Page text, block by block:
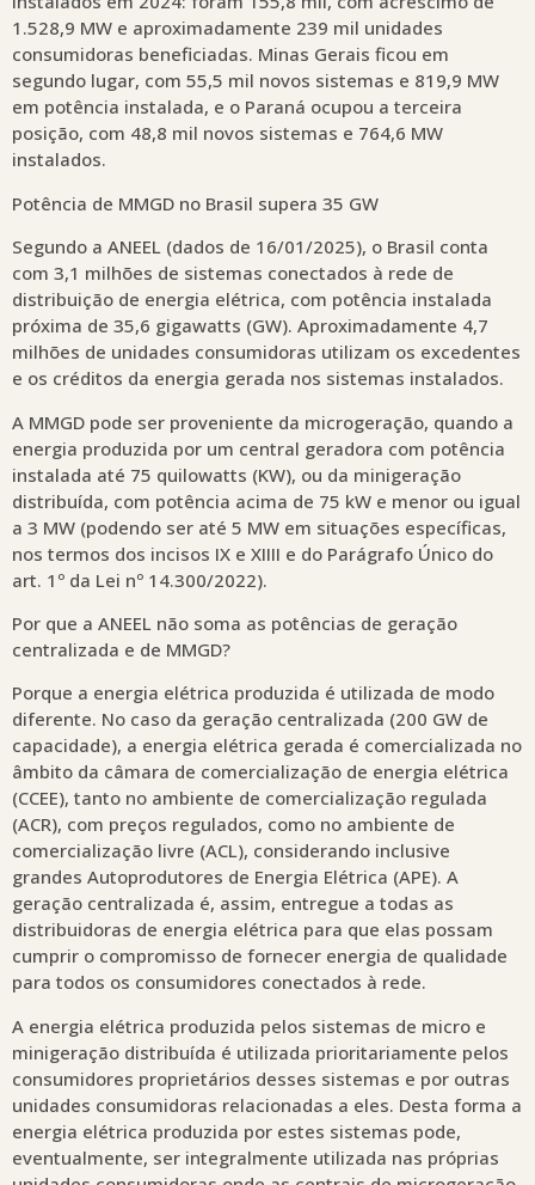
1.528,9 MW e aproximadamente 239 mil unidades
consumidoras beneficiadas. Minas Gerais ficou em
segundo lugar, com 55,5 mil novos sistemas e 819,9 MW
em potência instalada, e o Paraná ocupou a terceira
posição, com 48,8 mil novos sistemas e 764,6 MW
instalados.
Potência de MMGD no Brasil supera 35 GW
Segundo a ANEEL (dados de 16/01/2025), o Brasil conta
com 3,1 milhões de sistemas conectados à rede de
distribuição de energia elétrica, com potência instalada
próxima de 35,6 gigawatts (GW). Aproximadamente 4,7
milhões de unidades consumidoras utilizam os excedentes
e os créditos da energia gerada nos sistemas instalados.
A MMGD pode ser proveniente da microgeração, quando a
energia produzida por um central geradora com potência
instalada até 75 quilowatts (KW), ou da minigeração
distribuída, com potência acima de 75 kW e menor ou igual
a 3 MW (podendo ser até 5 MW em situações específicas,
nos termos dos incisos IX e XIIII e do Parágrafo Único do
art. 1º da Lei nº 14.300/2022).
Por que a ANEEL não soma as potências de geração
centralizada e de MMGD?
Porque a energia elétrica produzida é utilizada de modo
diferente. No caso da geração centralizada (200 GW de
capacidade), a energia elétrica gerada é comercializada no
âmbito da câmara de comercialização de energia elétrica
(CCEE), tanto no ambiente de comercialização regulada
(ACR), com preços regulados, como no ambiente de
comercialização livre (ACL), considerando inclusive
grandes Autoprodutores de Energia Elétrica (APE). A
geração centralizada é, assim, entregue a todas as
distribuidoras de energia elétrica para que elas possam
cumprir o compromisso de fornecer energia de qualidade
para todos os consumidores conectados à rede.
A energia elétrica produzida pelos sistemas de micro e
minigeração distribuída é utilizada prioritariamente pelos
consumidores proprietários desses sistemas e por outras
unidades consumidoras relacionadas a eles. Desta forma a
energia elétrica produzida por estes sistemas pode,
eventualmente, ser integralmente utilizada nas próprias